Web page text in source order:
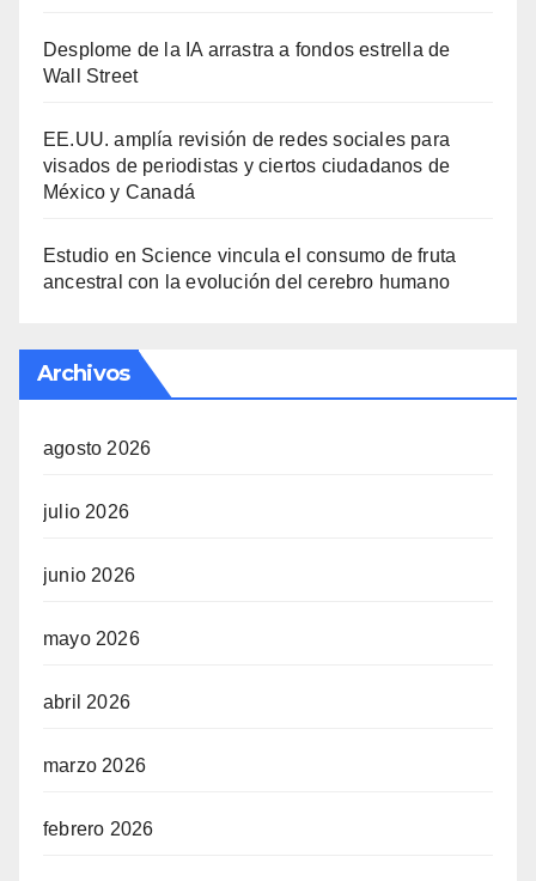
Desplome de la IA arrastra a fondos estrella de
Wall Street
EE.UU. amplía revisión de redes sociales para
visados de periodistas y ciertos ciudadanos de
México y Canadá
Estudio en Science vincula el consumo de fruta
ancestral con la evolución del cerebro humano
Archivos
agosto 2026
julio 2026
junio 2026
mayo 2026
abril 2026
marzo 2026
febrero 2026